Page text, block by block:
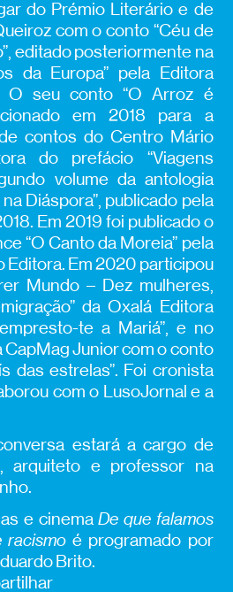
do Prémio Literário e de
com o conto “Céu de
editado posteriormente na
da Europa” pela Editora
O seu conto “O Arroz é
em 2018 para a
contos do Centro Mário
do prefácio “Viagens
volume da antologia
Diáspora”, publicado pela
Em 2019 foi publicado o
“O Canto da Moreia” pela
Editora. Em 2020 participou
Mundo – Dez mulheres,
da Oxalá Editora
te a Mariá”, e no
Junior com o conto
das estrelas”. Foi cronista
com o LusoJornal e a
estará a cargo de
arquiteto e professor na
e cinemaDe que falamos
racismo é programado por
Brito.